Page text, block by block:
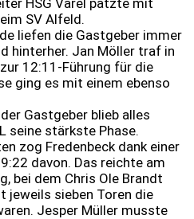
HSG Varel patzte mit
SV Alfeld.
liefen die Gastgeber immer
hinterher. Jan Möller traf in
12:11-Führung für die
ging es mit einem ebenso
Gastgeber blieb alles
seine stärkste Phase.
zog Fredenbeck dank einer
davon. Das reichte am
bei dem Chris Ole Brandt
jeweils sieben Toren die
Jesper Müller musste